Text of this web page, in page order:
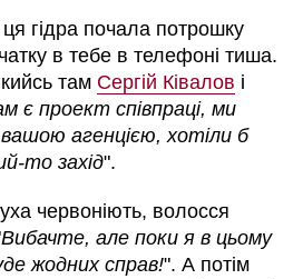
гідра почала потрошку
в тебе в телефоні тиша.
там Сергій Ківалов і
є проект співпраці, ми
агенцією, хотіли б
то захід".
червоніють, волосся
Вибачте, але поки я в цьому
жодних справ!". А потім